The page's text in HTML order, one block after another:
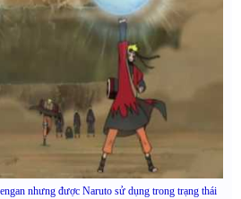
nhưng được Naruto sử dụng trong trạng thái